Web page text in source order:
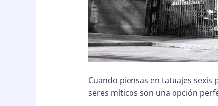
Cuando piensas en tatuajes sexis
seres míticos son una opción